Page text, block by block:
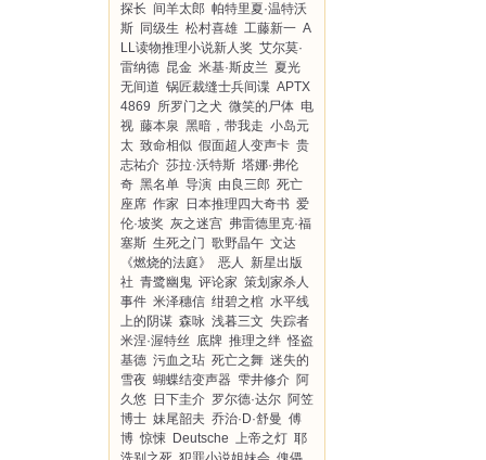
探长 间羊太郎 帕特里夏·温特沃
斯 同级生 松村喜雄 工藤新一 A
LL读物推理小说新人奖 艾尔莫·
雷纳德 昆金 米基·斯皮兰 夏光
无间道 锅匠裁缝士兵间谍 APTX
4869 所罗门之犬 微笑的尸体 电
视 藤本泉 黑暗，带我走 小岛元
太 致命相似 假面超人变声卡 贵
志祐介 莎拉·沃特斯 塔娜·弗伦
奇 黑名单 导演 由良三郎 死亡
座席 作家 日本推理四大奇书 爱
伦·坡奖 灰之迷宫 弗雷德里克·福
塞斯 生死之门 歌野晶午 文达
《燃烧的法庭》
恶人
新星出版
社 青鹭幽鬼 评论家 策划家杀人
事件 米泽穗信 绀碧之棺 水平线
上的阴谋 森咏 浅暮三文 失踪者
米涅·渥特丝 底牌 推理之绊 怪盗
基德 污血之玷 死亡之舞 迷失的
雪夜 蝴蝶结变声器 雫井修介 阿
久悠 日下圭介 罗尔德·达尔 阿笠
博士 妹尾韶夫 乔治·D·舒曼 傅
博 惊悚 Deutsche 上帝之灯 耶